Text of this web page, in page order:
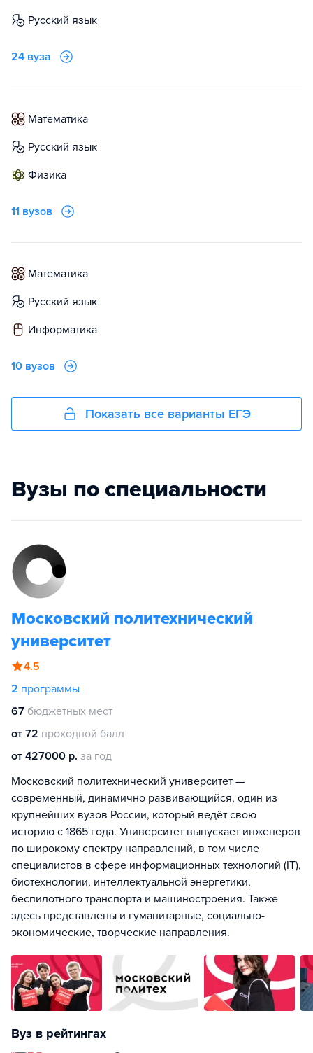
русский язык
24 вуза
математика
русский язык
физика
11 вузов
математика
русский язык
информатика
10 вузов
Показать все варианты ЕГЭ
Вузы по специальности
Московский политехнический
университет
4.5
2 программы
67 бюджетных мест
от 72 проходной балл
от 427000 р. за год
Московский политехнический университет —
современный, динамично развивающийся, один из
крупнейших вузов России, который ведёт свою
историю с 1865 года. Университет выпускает инженеров
по широкому спектру направлений, в том числе
специалистов в сфере информационных технологий (IT),
биотехнологии, интеллектуальной энергетики,
беспилотного транспорта и машиностроения. Также
здесь представлены и гуманитарные, социально-
экономические, творческие направления.
Вуз в рейтингах